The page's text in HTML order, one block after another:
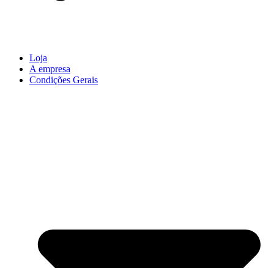
Loja
A empresa
Condições Gerais